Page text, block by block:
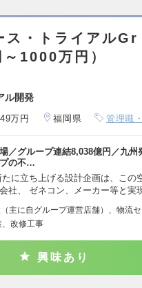
ス・トライアル
1000万円）
ル開発
万円 福岡県 管理職
場／グループ連結8,038億円／九
プの不…
たに立ち上げる設計企画は、こ
社、 ゼネコン、メーカー等と実
主に自グループ運営店舗）、物流
改修工事
興味あり